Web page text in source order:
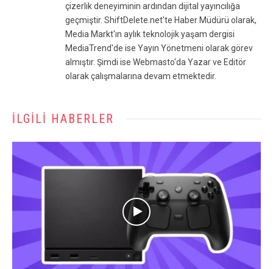
çizerlik deneyiminin ardından dijital yayıncılığa
geçmiştir. ShiftDelete.net'te Haber Müdürü olarak,
Media Markt'ın aylık teknolojik yaşam dergisi
MediaTrend'de ise Yayın Yönetmeni olarak görev
almıştır. Şimdi ise Webmasto'da Yazar ve Editör
olarak çalışmalarına devam etmektedir.
İLGILI HABERLER